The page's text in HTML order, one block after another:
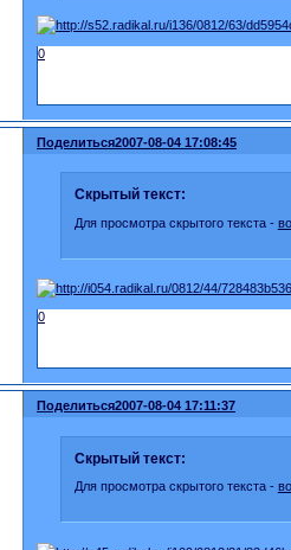
0
Поделиться2007-08-04 17:08:45
Скрытый текст:
Для просмотра скрытого текста -
0
Поделиться2007-08-04 17:11:37
Скрытый текст:
Для просмотра скрытого текста -